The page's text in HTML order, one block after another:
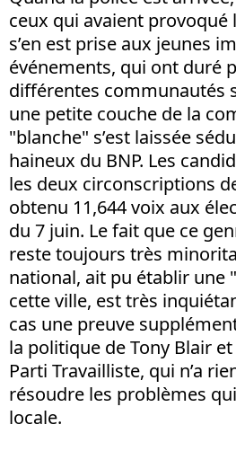
ceux qui avaient provoqué
s’en est prise aux jeunes
événements, qui ont duré
différentes communautés
une petite couche de la
"blanche" s’est laissée
haineux du BNP. Les
les deux circonscriptions
obtenu 11,644 voix aux
du 7 juin. Le fait que ce
reste toujours très
national, ait pu établir une
cette ville, est très
cas une preuve
la politique de Tony Blair
Parti Travailliste, qui n’a
résoudre les problèmes
locale.